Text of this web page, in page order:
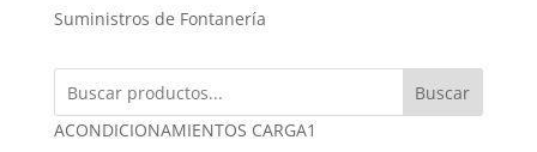
Suministros de Fontanería
Buscar
ACONDICIONAMIENTOS CARGA1